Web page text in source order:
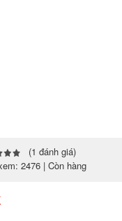
(1 đánh giá)
2476 | Còn hàng